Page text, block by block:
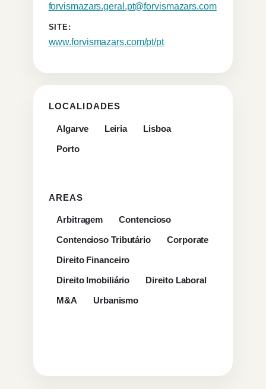
forvismazars.geral.pt@forvismazars.com
SITE:
www.forvismazars.com/pt/pt
LOCALIDADES
Algarve Leiria
Lisboa
Porto
AREAS
Arbitragem
Contencioso
Contencioso Tributário
Corporate
Direito Financeiro
Direito Imobiliário
Direito Laboral
M&A
Urbanismo